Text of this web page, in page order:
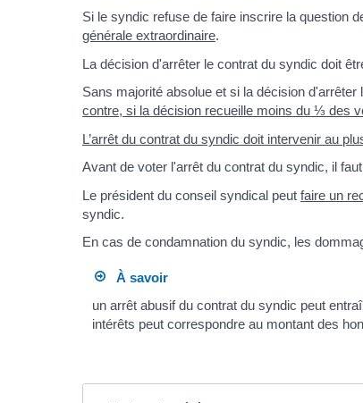
Si le syndic refuse de faire inscrire la question
générale extraordinaire.
La décision d'arrêter le contrat du syndic doit
Sans majorité absolue et si la décision
contre, si la décision recueille moins du ⅓ des
L’arrêt du contrat du syndic doit intervenir au
Avant de voter l'arrêt du contrat du syndic, il
Le président du conseil syndical peut faire un
syndic.
En cas de condamnation du syndic, les
À savoir
un arrêt abusif du contrat du syndic peut
intérêts peut correspondre au montant des